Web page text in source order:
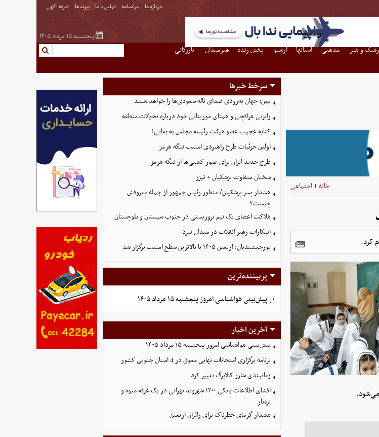
درباره ما مرامنامه تماس با ما پیوندها تعرفه اگهی
پنجشنبه ۱۵ مرداد ۱۴۰۵
و هنر مذهبی استانها آرشیو پخش زنده هنرمندان
بازرگانی
خانه | اجتماعی
سرخط خبرها
یمن: جهان به‌زودی صدای ناله سعودی‌ها را خواهد شنید
رایزنی عراقچی و همتای موریتانی خود درباره تحولات منطقه
کنایه عجیب عضو هیئت رئیسه مجلس به بقایی!
اولین جزئیات طرح راهبردی امنیت تنگه هرمز
طرح جدید ایران برای عبور کشتی‌ها از تنگه هرمز
سخنان متفاوت پزشکیان + تیزر
هشدار پسر پزشکیان/ منظور رئیس جمهور از جمله معروفش
چیست؟
هلاکت اعضای یک تیم تروریستی در جنوب سیستان و بلوچستان
ابتکارات رهبر انقلاب در میدان نبرد
پورجمشیدیان: اربعین ۱۴۰۵ با بالاترین سطح امنیت برگزار شد
پربیننده‌ترین
۱. پیش‌بینی هواشناسی امروز پنجشنبه ۱۵ مرداد ۱۴۰۵
آخرین اخبار
پیش‌بینی هواشناسی امروز پنجشنبه ۱۵ مرداد ۱۴۰۵
برنامه برگزاری امتحانات نهایی معوق در 4 استان جنوبی کشور
زمانبندی شارژ کالابرگ تغییر کرد
افشای اطلاعات بانکی ۱۲۰۰ شهروند تهرانی در یک غرفه میوه و
تره‌بار
هشدار گرمای خطرناک برای زائران اربعین